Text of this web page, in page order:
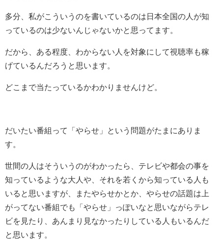
多分、私がこういうのを書いているのは日本全国の人が知
っているのは少ないんじゃないかと思ってます。
だから、ある程度、わからない人を対象にして視聴率も稼
げているんだろうと思います。
どこまで当たっているかわかりませんけど。
だいたい番組って「やらせ」という問題がたまにありま
す。
世間の人はそういうのがわかったら、テレビや都会の事を
知っているような大人や、それを若くから知っている人も
いると思いますが、またやらせかとか、やらせの話題は上
がってない番組でも「やらせ」っぽいなと思いながらテレ
ビを見たり、あんまり見なかったりしている人もいるんだ
と思います。